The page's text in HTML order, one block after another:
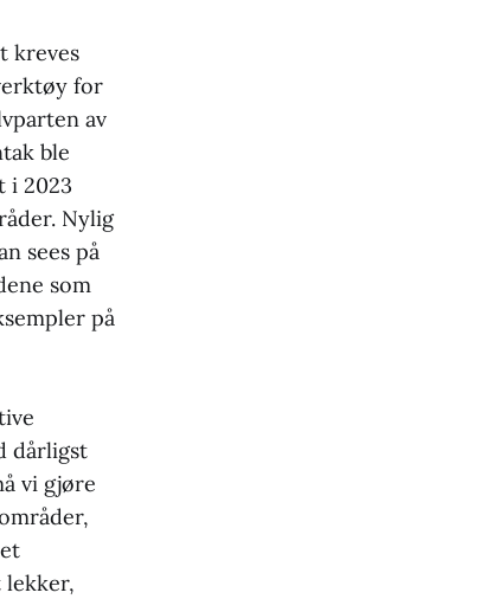
kreves
for
av
ble
i 2023
Nylig
sees på
som
på
dårligst
vi gjøre
lekker,